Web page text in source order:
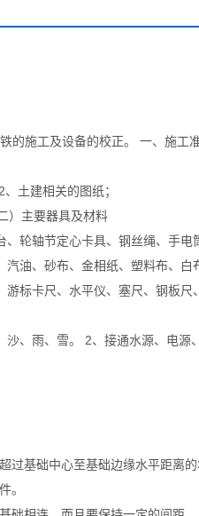
的施工及设备的校正。 一、施工
土建相关的图纸；
）主要器具及材料
轮轴节定心卡具、钢丝绳、手电
油、砂布、金相纸、塑料布、白
标卡尺、水平仪、塞尺、钢板尺
、雨、雪。 2、接通水源、电
过基础中心至基础边缘水平距离的
。